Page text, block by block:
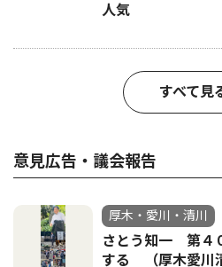
人気
すべて見
意見広告・議会報告
厚木・愛川・清川
さとう知一 第４
する （厚木愛川